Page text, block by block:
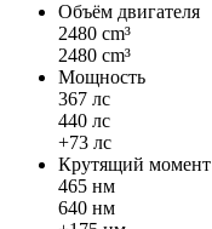
Объём двигателя
2480 cm³
2480 cm³
Мощность
367 лс
440 лс
+73 лс
Крутящий момент
465 нм
640 нм